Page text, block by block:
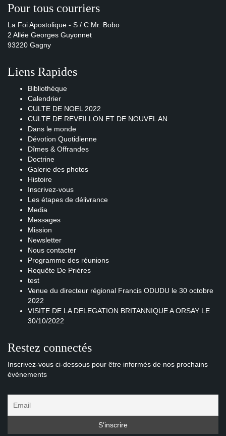
Pour tous courriers
La Foi Apostolique - S / C Mr. Bobo
2 Allée Georges Guyonnet
93220 Gagny
Liens Rapides
Bibliothèque
Calendrier
CULTE DE NOEL 2022
CULTE DE REVEILLON ET DE NOUVEL AN
Dans le monde
Dévotion Quotidienne
Dîmes & Offrandes
Doctrine
Galerie des photos
Histoire
Inscrivez-vous
Les étapes de délivrance
Media
Messages
Mission
Newsletter
Nous contacter
Programme des réunions
Requête De Prières
test
Venue du directeur régional Francis ODUDU le 30 octobre
2022
VISITE DE LA DELEGATION BRITANNIQUE A ORSAY LE
30/10/2022
Restez connectés
Inscrivez-vous ci-dessous pour être informés de nos prochains
événements